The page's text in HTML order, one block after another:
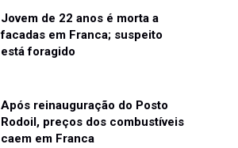
Jovem de 22 anos é morta a
facadas em Franca; suspeito
está foragido
Após reinauguração do Posto
Rodoil, preços dos combustíveis
caem em Franca